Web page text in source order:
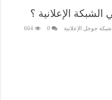
شبكة جوجل الإعلانية 0
664